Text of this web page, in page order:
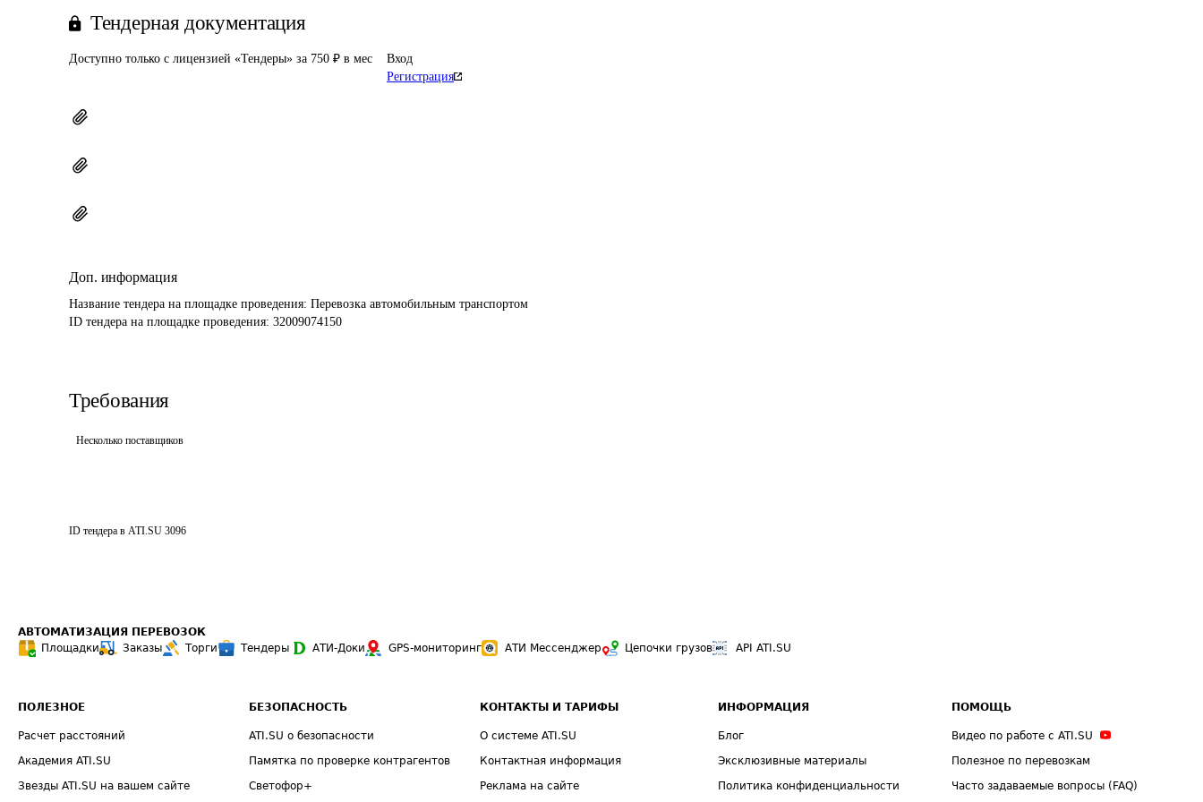
Тендерная документация
Доступно только с лицензией «Тендеры» за 750 ₽ в мес
Вход
Регистрация
Доп. информация
Название тендера на площадке проведения: Перевозка автомобильным транспортом
ID тендера на площадке проведения: 32009074150
Требования
Несколько поставщиков
ID тендера в ATI.SU 3096
АВТОМАТИЗАЦИЯ ПЕРЕВОЗОК
Площадки
Заказы Торги Тендеры АТИ-Доки GPS-мониторинг АТИ Мессенджер Цепочки грузов API ATI.SU
ПОЛЕЗНОЕ
Расчет расстояний
Академия ATI.SU
Звезды ATI.SU на вашем сайте
БЕЗОПАСНОСТЬ
ATI.SU о безопасности
Памятка по проверке контрагентов
Светофор+
КОНТАКТЫ И ТАРИФЫ
О системе ATI.SU
Контактная информация
Реклама на сайте
ИНФОРМАЦИЯ
Блог
Эксклюзивные материалы
Политика конфиденциальности
ПОМОЩЬ
Видео по работе с ATI.SU
Полезное по перевозкам
Часто задаваемые вопросы (FAQ)